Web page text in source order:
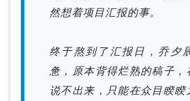
然想着项目汇报的事。
终于熬到了汇报日，乔夕
惫，原本背得烂熟的稿子
说不出来，只能在众目睽